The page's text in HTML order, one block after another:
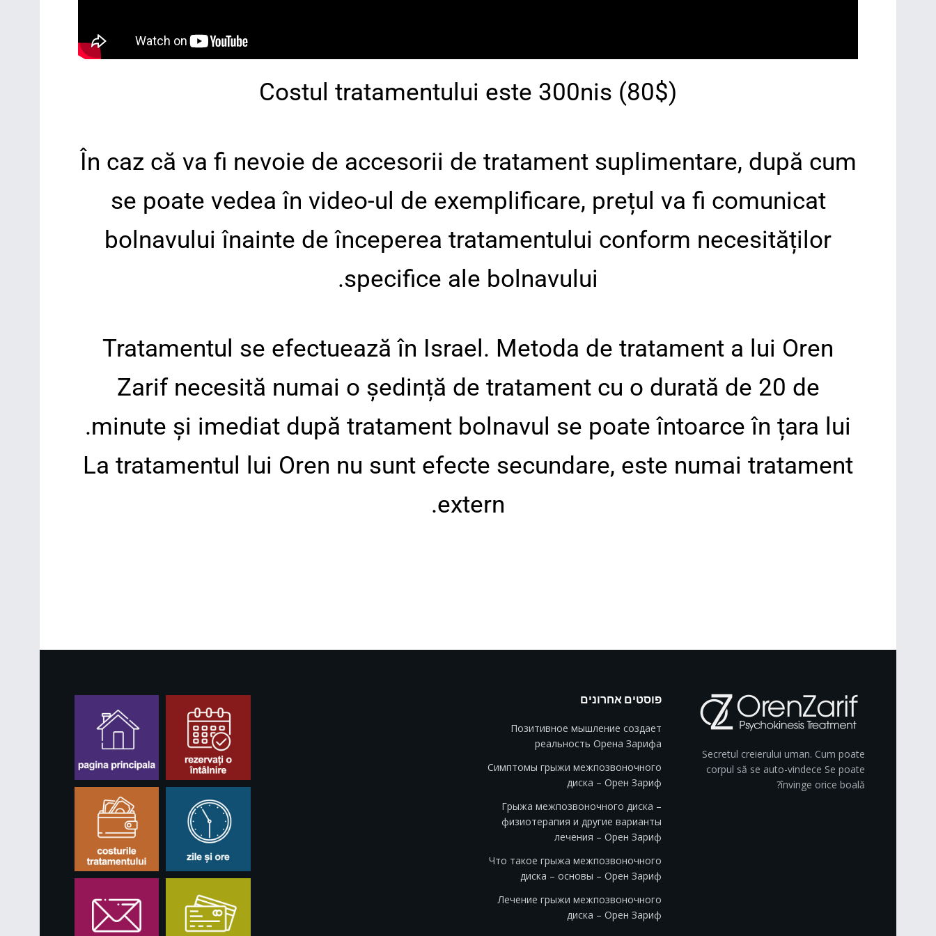
Costul tratamentului este 300nis (80$)
În caz că va fi nevoie de accesorii de tratament suplimentare, după cum
se poate vedea în video-ul de exemplificare, prețul va fi comunicat
bolnavului înainte de începerea tratamentului conform necesităților
specifice ale bolnavului.
Tratamentul se efectuează în Israel. Metoda de tratament a lui Oren
Zarif necesită numai o ședință de tratament cu o durată de 20 de
minute și imediat după tratament bolnavul se poate întoarce în țara lui.
La tratamentul lui Oren nu sunt efecte secundare, este numai tratament
extern.
Secretul creierului uman. Cum poate
corpul să se auto-vindece Se poate
învinge orice boală?
פוסטים אחרונים
Позитивное мышление создает
реальность Орена Зарифа
Симптомы грыжи межпозвоночного
диска – Орен Зариф
Грыжа межпозвоночного диска –
физиотерапия и другие варианты
лечения – Орен Зариф
Что такое грыжа межпозвоночного
диска – основы – Орен Зариф
Лечение грыжи межпозвоночного
диска – Орен Зариф